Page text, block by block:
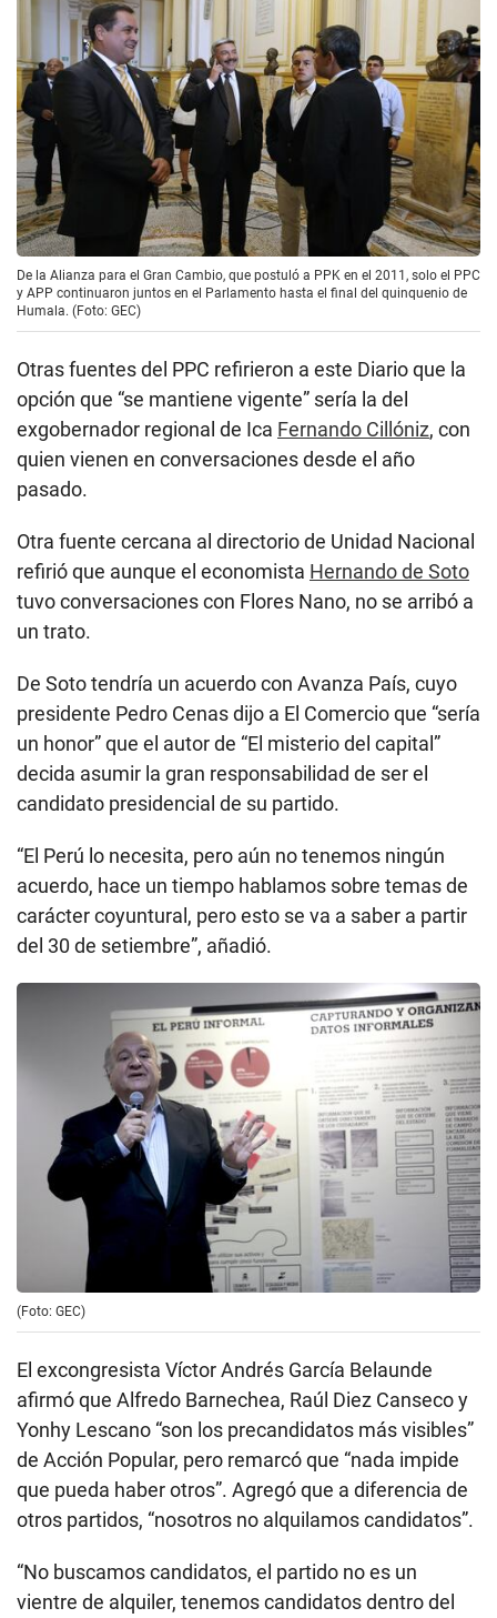
De la Alianza para el Gran Cambio, que postuló a PPK en el 2011, solo el PPC
y APP continuaron juntos en el Parlamento hasta el final del quinquenio de
Humala. (Foto: GEC)
Otras fuentes del PPC refirieron a este Diario que la
opción que “se mantiene vigente” sería la del
exgobernador regional de Ica Fernando Cillóniz, con
quien vienen en conversaciones desde el año
pasado.
Otra fuente cercana al directorio de Unidad Nacional
refirió que aunque el economista Hernando de Soto
tuvo conversaciones con Flores Nano, no se arribó a
un trato.
De Soto tendría un acuerdo con Avanza País, cuyo
presidente Pedro Cenas dijo a El Comercio que “sería
un honor” que el autor de “El misterio del capital”
decida asumir la gran responsabilidad de ser el
candidato presidencial de su partido.
“El Perú lo necesita, pero aún no tenemos ningún
acuerdo, hace un tiempo hablamos sobre temas de
carácter coyuntural, pero esto se va a saber a partir
del 30 de setiembre”, añadió.
(Foto: GEC)
El excongresista Víctor Andrés García Belaunde
afirmó que Alfredo Barnechea, Raúl Diez Canseco y
Yonhy Lescano “son los precandidatos más visibles”
de Acción Popular, pero remarcó que “nada impide
que pueda haber otros”. Agregó que a diferencia de
otros partidos, “nosotros no alquilamos candidatos”.
“No buscamos candidatos, el partido no es un
vientre de alquiler, tenemos candidatos dentro del